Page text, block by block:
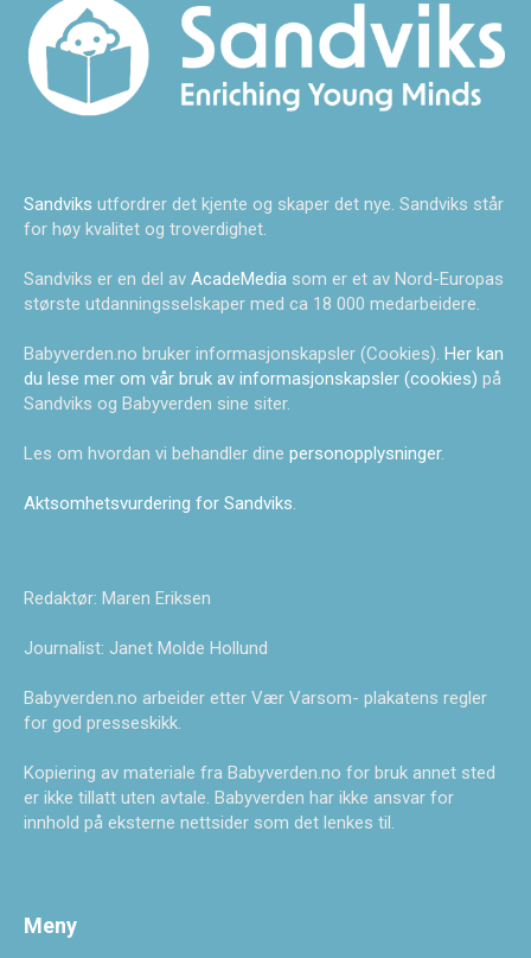
Sandviks utfordrer det kjente og skaper det nye. Sandviks står
for høy kvalitet og troverdighet.
Sandviks er en del av AcadeMedia som er et av Nord-Europas
største utdanningsselskaper med ca 18 000 medarbeidere.
Babyverden.no bruker informasjonskapsler (Cookies). Her kan
du lese mer om vår bruk av informasjonskapsler (cookies) på
Sandviks og Babyverden sine siter.
Les om hvordan vi behandler dine personopplysninger.
Aktsomhetsvurdering for Sandviks.
Redaktør: Maren Eriksen
Journalist: Janet Molde Hollund
Babyverden.no arbeider etter Vær Varsom- plakatens regler
for god presseskikk.
Kopiering av materiale fra Babyverden.no for bruk annet sted
er ikke tillatt uten avtale. Babyverden har ikke ansvar for
innhold på eksterne nettsider som det lenkes til.
Meny